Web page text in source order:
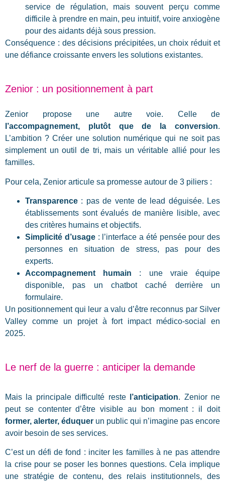
service de régulation, mais souvent perçu comme
difficile à prendre en main, peu intuitif, voire anxiogène
pour des aidants déjà sous pression.
Conséquence : des décisions précipitées, un choix réduit et
une défiance croissante envers les solutions existantes.
Zenior : un positionnement à part
Zenior propose une autre voie. Celle de
l’accompagnement, plutôt que de la conversion.
L’ambition ? Créer une solution numérique qui ne soit pas
simplement un outil de tri, mais un véritable allié pour les
familles.
Pour cela, Zenior articule sa promesse autour de 3 piliers :
Transparence : pas de vente de lead déguisée. Les
établissements sont évalués de manière lisible, avec
des critères humains et objectifs.
Simplicité d’usage: l’interface a été pensée pour des
personnes en situation de stress, pas pour des
experts.
Accompagnement humain : une vraie équipe
disponible, pas un chatbot caché derrière un
formulaire.
Un positionnement qui leur a valu d’être reconnus par Silver
Valley comme un projet à fort impact médico-social en
2025.
Le nerf de la guerre : anticiper la demande
Mais la principale difficulté reste l’anticipation. Zenior ne
peut se contenter d’être visible au bon moment : il doit
former, alerter, éduquer un public qui n’imagine pas encore
avoir besoin de ses services.
C’est un défi de fond : inciter les familles à ne pas attendre
la crise pour se poser les bonnes questions. Cela implique
une stratégie de contenu, des relais institutionnels, des